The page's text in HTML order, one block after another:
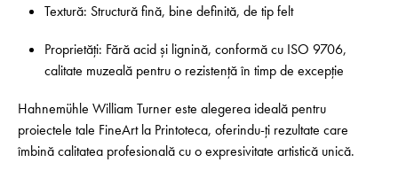
Textură: Structură fină, bine definită, de tip felt
Proprietăți: Fără acid și lignină, conformă cu ISO 9706,
calitate muzeală pentru o rezistență în timp de excepție
Hahnemühle William Turner este alegerea ideală pentru
proiectele tale FineArt la Printoteca, oferindu-ți rezultate care
îmbină calitatea profesională cu o expresivitate artistică unică.